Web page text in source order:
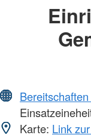
Karte: Link